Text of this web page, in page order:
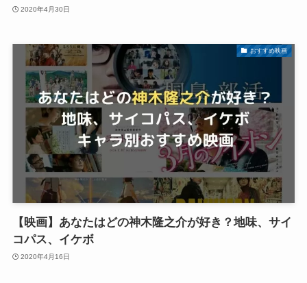
2020年4月30日
おすすめ映画
【映画】あなたはどの神木隆之介が好き？地味、サイ
コパス、イケボ
2020年4月16日